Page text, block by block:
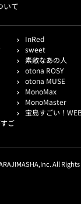
いて
InRed
sweet
素敵なあの人
otona ROSY
otona MUSE
MonoMax
MonoMaster
宝島すごい！
ご
All